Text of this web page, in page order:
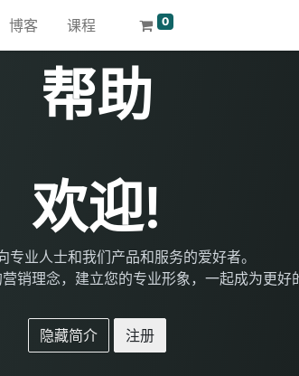
博客 课程 0
帮助
欢迎!
专业人士和我们产品和服务的爱好者。
销理念，建立您的专业形象，一起成为更好
隐藏简介 注册